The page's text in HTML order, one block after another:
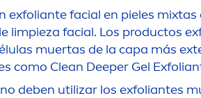
exfoliante facial en pieles
limpieza facial. Los productos
muertas de la capa más
como Clean Deeper Gel
deben utilizar los exfoliantes